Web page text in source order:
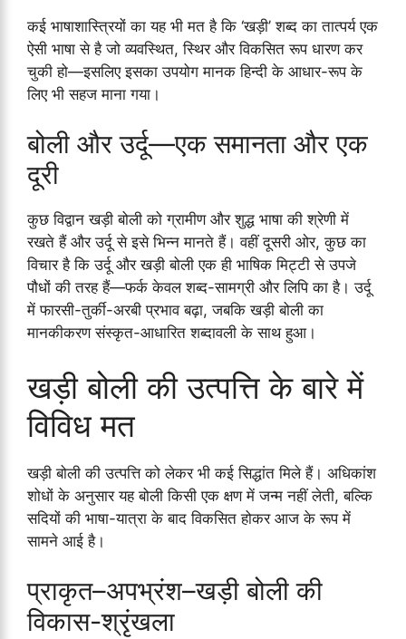
कई भाषाशास्त्रियों का यह भी मत है कि ‘खड़ी’ शब्द का तात्पर्य एक
ऐसी भाषा से है जो व्यवस्थित, स्थिर और विकसित रूप धारण कर
चुकी हो—इसलिए इसका उपयोग मानक हिन्दी के आधार-रूप के
लिए भी सहज माना गया।
बोली और उर्दू—एक समानता और एक
दूरी
कुछ विद्वान खड़ी बोली को ग्रामीण और शुद्ध भाषा की श्रेणी में
रखते हैं और उर्दू से इसे भिन्न मानते हैं। वहीं दूसरी ओर, कुछ का
विचार है कि उर्दू और खड़ी बोली एक ही भाषिक मिट्टी से उपजे
पौधों की तरह हैं—फर्क केवल शब्द-सामग्री और लिपि का है। उर्दू
में फारसी-तुर्की-अरबी प्रभाव बढ़ा, जबकि खड़ी बोली का
मानकीकरण संस्कृत-आधारित शब्दावली के साथ हुआ।
खड़ी बोली की उत्पत्ति के बारे में
विविध मत
खड़ी बोली की उत्पत्ति को लेकर भी कई सिद्धांत मिले हैं। अधिकांश
शोधों के अनुसार यह बोली किसी एक क्षण में जन्म नहीं लेती, बल्कि
सदियों की भाषा-यात्रा के बाद विकसित होकर आज के रूप में
सामने आई है।
प्राकृत–अपभ्रंश–खड़ी बोली की
विकास-श्रृंखला